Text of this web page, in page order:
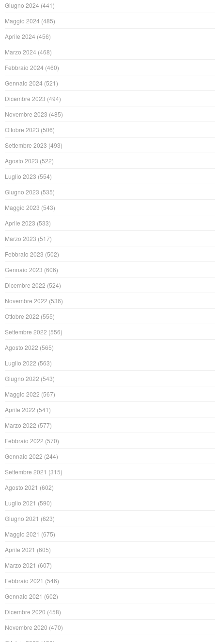
Giugno 2024 (441)
Maggio 2024 (485)
Aprile 2024 (456)
Marzo 2024 (468)
Febbraio 2024 (460)
Gennaio 2024 (521)
Dicembre 2023 (494)
Novembre 2023 (485)
Ottobre 2023 (506)
Settembre 2023 (493)
Agosto 2023 (522)
Luglio 2023 (554)
Giugno 2023 (535)
Maggio 2023 (543)
Aprile 2023 (533)
Marzo 2023 (517)
Febbraio 2023 (502)
Gennaio 2023 (606)
Dicembre 2022 (524)
Novembre 2022 (536)
Ottobre 2022 (555)
Settembre 2022 (556)
Agosto 2022 (565)
Luglio 2022 (563)
Giugno 2022 (543)
Maggio 2022 (567)
Aprile 2022 (541)
Marzo 2022 (577)
Febbraio 2022 (570)
Gennaio 2022 (244)
Settembre 2021 (315)
Agosto 2021 (602)
Luglio 2021 (590)
Giugno 2021 (623)
Maggio 2021 (675)
Aprile 2021 (605)
Marzo 2021 (607)
Febbraio 2021 (546)
Gennaio 2021 (602)
Dicembre 2020 (458)
Novembre 2020 (470)